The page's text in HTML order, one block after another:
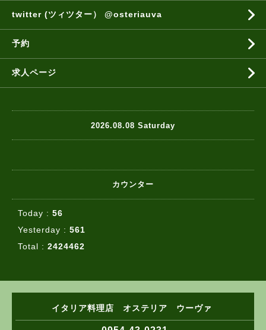
twitter (ツィツター） @osteriauva
予約
求人ページ
2026.08.08 Saturday
カウンター
Today : 56
Yesterday : 561
Total : 2424462
イタリア料理店 オステリア ウーヴァ